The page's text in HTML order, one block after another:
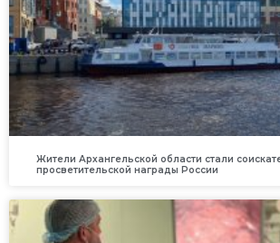
Жители Архангельской области стали
просветительской награды России